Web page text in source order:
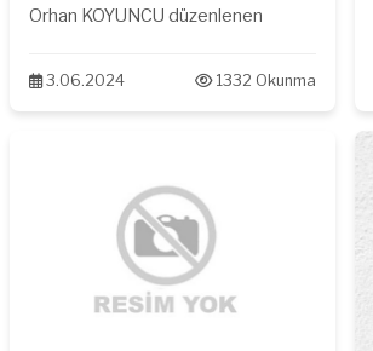
Orhan KOYUNCU düzenlenen
Tebrik eder, başarılar dileriz.
3.06.2024 1332 Okunma